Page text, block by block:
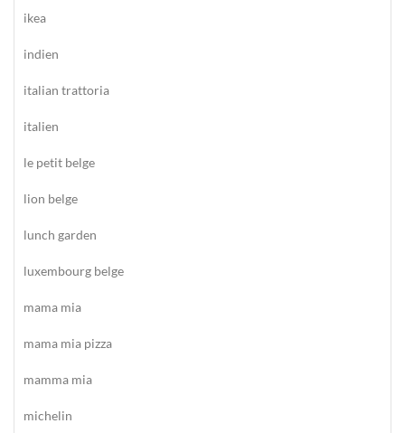
ikea
indien
italian trattoria
italien
le petit belge
lion belge
lunch garden
luxembourg belge
mama mia
mama mia pizza
mamma mia
michelin